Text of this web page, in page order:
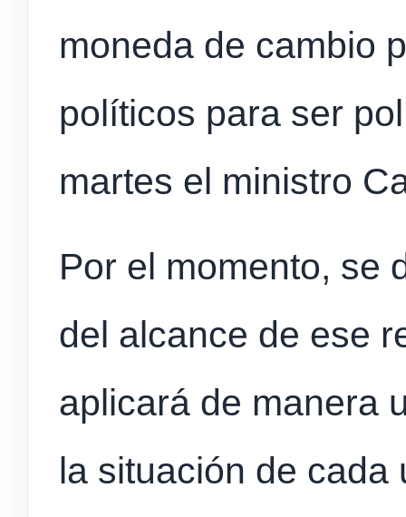
moneda de cambio
políticos para ser
martes el ministro
Por el momento, se
del alcance de ese
aplicará de manera
la situación de